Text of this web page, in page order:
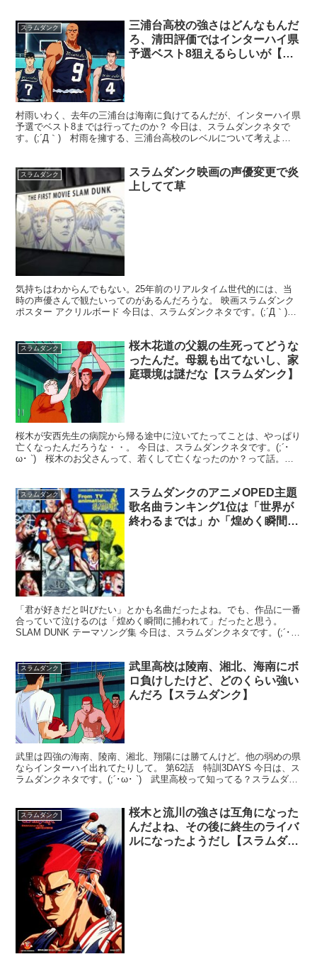
スラムダンク
三浦台高校の強さはどんなもんだ
ろ、清田評価ではインターハイ県
予選ベスト8狙えるらしいが【ス
村雨いわく、去年の三浦台は海南に負けてるんだが、インターハイ県
予選でベスト8までは行ってたのか？ 今日は、スラムダンクネタで
す。(;´Д｀) 村雨を擁する、三浦台高校のレベルについて考えよ
スラムダンク
スラムダンク映画の声優変更で炎
上してて草
気持ちはわからんでもない。25年前のリアルタイム世代的には、当
時の声優さんで観たいってのがあるんだろうな。 映画スラムダンク
ポスター アクリルボード 今日は、スラムダンクネタです。(;´Д｀)
スラムダンク
桜木花道の父親の生死ってどうな
ったんだ。母親も出てないし、家
庭環境は謎だな【スラムダンク】
桜木が安西先生の病院から帰る途中に泣いてたってことは、やっぱり
亡くなったんだろうな・・。 今日は、スラムダンクネタです。(;´･
ω･ `) 桜木のお父さんって、若くして亡くなったのか？って話。イ
スラムダンク
スラムダンクのアニメOPED主題
歌名曲ランキング1位は「世界が
終わるまでは」か「煌めく瞬間に
「君が好きだと叫びたい」とかも名曲だったよね。でも、作品に一番
合っていて泣けるのは「煌めく瞬間に捕われて」だったと思う。
SLAM DUNK テーマソング集 今日は、スラムダンクネタです。(;´･
スラムダンク
武里高校は陵南、湘北、海南にボ
ロ負けしたけど、どのくらい強い
んだろ【スラムダンク】
武里は四強の海南、陵南、湘北、翔陽には勝てんけど。他の弱めの県
ならインターハイ出れてたりして。 第62話 特訓3DAYS 今日は、ス
ラムダンクネタです。(;´･ω･ `) 武里高校って知ってる？スラムダン
スラムダンク
桜木と流川の強さは互角になった
んだよね、その後に終生のライバ
ルになったようだし【スラムダン